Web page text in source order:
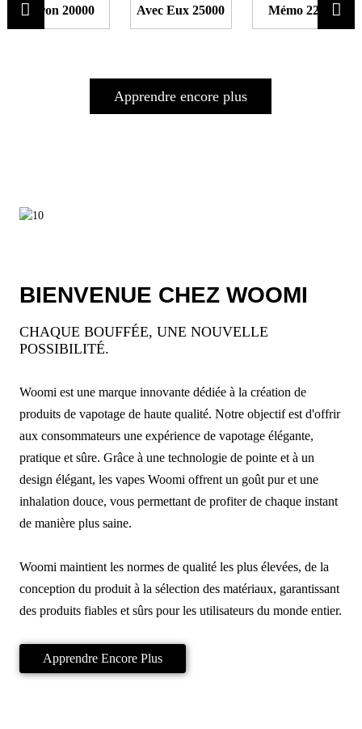
Auron 20000 Avec Eux 25000 Mémo 22000
Apprendre encore plus
BIENVENUE CHEZ WOOMI
CHAQUE BOUFFÉE, UNE NOUVELLE
POSSIBILITÉ.
Woomi est une marque innovante dédiée à la création de
produits de vapotage de haute qualité. Notre objectif est d'offrir
aux consommateurs une expérience de vapotage élégante,
pratique et sûre. Grâce à une technologie de pointe et à un
design élégant, les vapes Woomi offrent un goût pur et une
inhalation douce, vous permettant de profiter de chaque instant
de manière plus saine.
Woomi maintient les normes de qualité les plus élevées, de la
conception du produit à la sélection des matériaux, garantissant
des produits fiables et sûrs pour les utilisateurs du monde entier.
Apprendre Encore Plus